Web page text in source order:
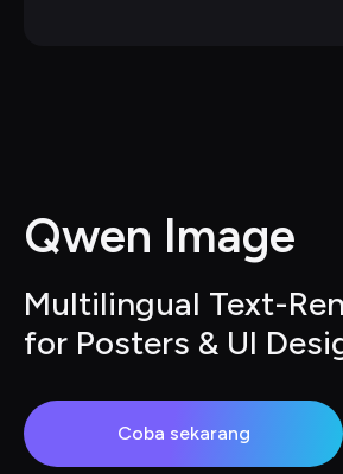
Qwen Image
Multilingual Text-
for Posters & UI
Coba sekarang